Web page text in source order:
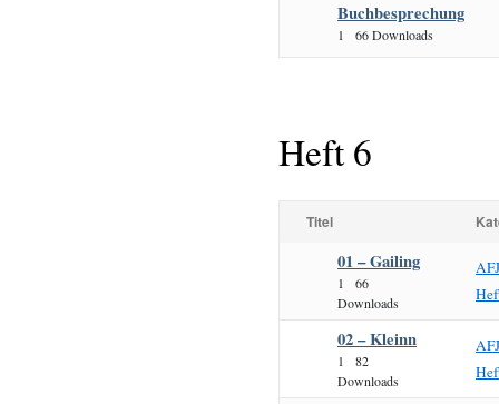
Buchbesprechung
1 66 Downloads
Heft 6
Titel
01 – Gailing
1
66
Downloads
02 – Kleinn
1
82
Downloads